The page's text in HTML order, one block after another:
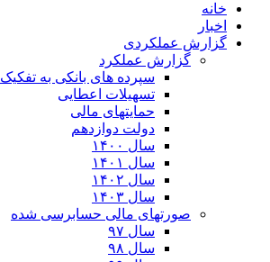
خانه
اخبار
گزارش عملکردی
گزارش عملکرد
سپرده های بانکی به تفکیک
تسهیلات اعطایی
حمایتهای مالی
دولت دوازدهم
سال ۱۴۰۰
سال ۱۴۰۱
سال ۱۴۰۲
سال ۱۴۰۳
صورتهای مالی حسابرسی شده
سال ۹۷
سال ۹۸